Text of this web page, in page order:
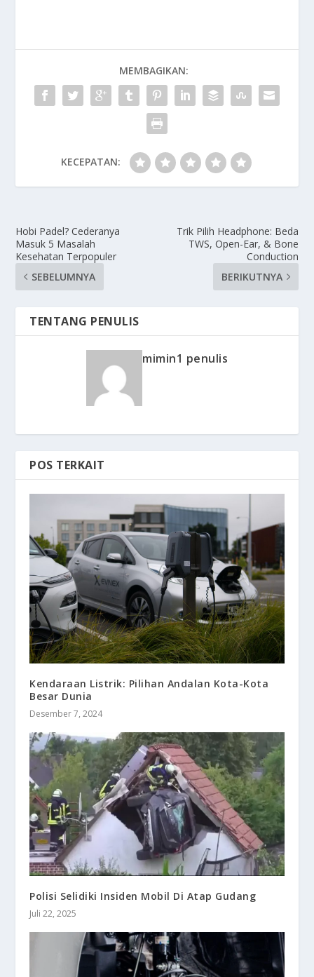
MEMBAGIKAN:
KECEPATAN:
Hobi Padel? Cederanya
Masuk 5 Masalah
Kesehatan Terpopuler
SEBELUMNYA
Trik Pilih Headphone: Beda
TWS, Open-Ear, & Bone
Conduction
BERIKUTNYA
TENTANG PENULIS
mimin1 penulis
POS TERKAIT
Kendaraan Listrik: Pilihan Andalan Kota-Kota
Besar Dunia
Desember 7, 2024
Polisi Selidiki Insiden Mobil Di Atap Gudang
Juli 22, 2025